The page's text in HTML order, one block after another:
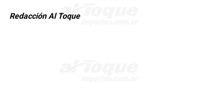
Redacción Al Toque